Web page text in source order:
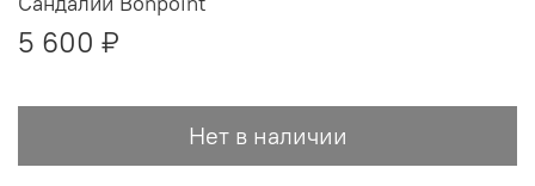
5 600 ₽
Нет в наличии